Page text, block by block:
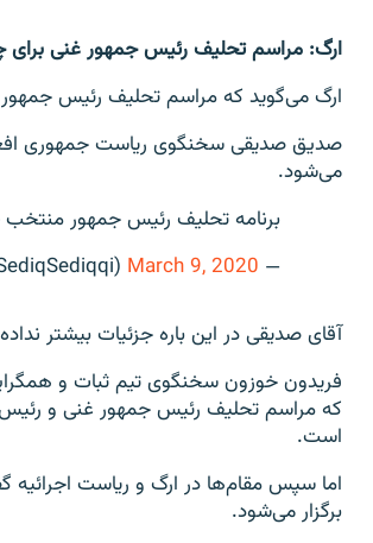
ارگ: مراسم تحلیف رئیس جمهور غنی
ارگ می‌گوید که مراسم تحلیف رئیس
صدیق صدیقی سخنگوی ریاست جمهوری
می‌شود.
برنامه تحليف رئيس جمهور منتخب
— Sediq Sediqqi (@SediqSediqqi)
March 9, 2020
آقای صدیقی در این باره جزئیات بیشتر
فریدون خوزون سخنگوی تیم ثبات و
که مراسم تحلیف رئیس جمهور غنی و رئیس
است.
اما سپس مقام‌ها در ارگ و ریاست اجرائیه
برگزار می‌شود.